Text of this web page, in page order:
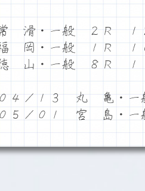
滑・一般 ２Ｒ １２
岡・一般 １Ｒ １
山・一般 ８Ｒ １１
０４／１３ 丸 亀・
０５／０１ 宮 島・一